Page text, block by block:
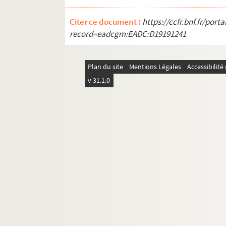
T. [Titre absent ou non renseigné]
V. [Titre absent ou non renseigné]
W. [Titre absent ou non renseigné]
Citer ce document : https://ccfr.bnf.fr/
record=eadcgm:EADC:D19191241
Plan du site Mentions Légales
v 31.1.0